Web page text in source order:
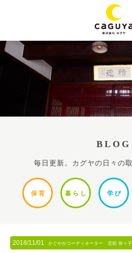
BLOG
毎日更新。カグヤの日々の
保 育 暮ら し 学 び
2018/11/01 かぐやかコーディネーター 宮前 奈々子